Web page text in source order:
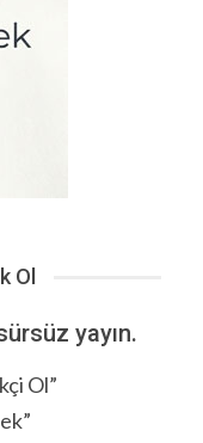
(48), geçirdiği…
Ol
yayın.
Ol”